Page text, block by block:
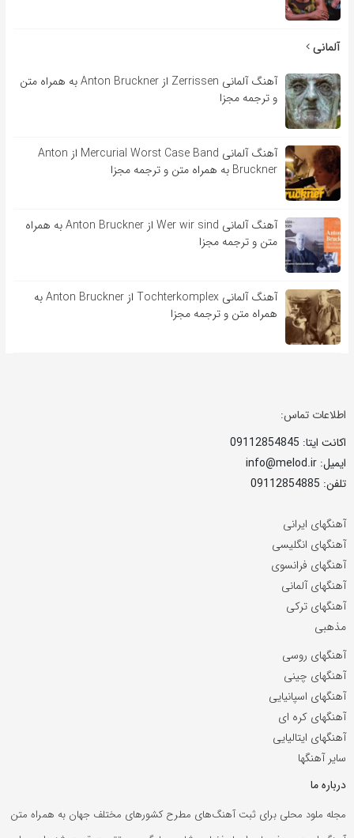
آلمانی
آهنگ آلمانی Zerrissen از Anton Bruckner به همراه متن
و ترجمه مجزا
آهنگ آلمانی Mercurial Worst Case Band از Anton
Bruckner به همراه متن و ترجمه مجزا
آهنگ آلمانی Wer wir sind از Anton Bruckner به همراه
متن و ترجمه مجزا
آهنگ آلمانی Tochterkomplex از Anton Bruckner به
همراه متن و ترجمه مجزا
اطلاعات تماس:
اکانت ایتا: 09112854845
ایمیل: info@melod.ir
تلفن: 09112854885
آهنگهای ایرانی
آهنگهای انگلیسی
آهنگهای فرانسوی
آهنگهای آلمانی
آهنگهای ترکی
مذهبی
آهنگهای روسی
آهنگهای چینی
آهنگهای اسپانیایی
آهنگهای کره ای
آهنگهای ایتالیایی
سایر آهنگها
درباره ما
مجله ملود محلی برای ثبت آهنگ‌های مطرح کشورهای مختلف جهان به همراه متن